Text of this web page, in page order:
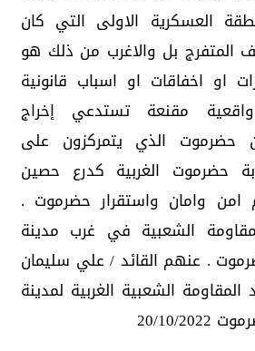
العسكرية الاولى التي كان
بل والاغرب من ذلك هو
او اخفاقات او اسباب قانونية
واقعية مقنعة تستدعي إخراج
حضرموت الذي يتمركزون على
حضرموت الغربية كدرع حصين
امن وامان واستقرار حضرموت .
الشعبية في غرب مدينة
. عنهم القائد / علي سليمان
المقاومة الشعبية الغربية لمدينة
2022